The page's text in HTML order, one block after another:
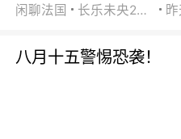
闲聊法国 长乐未央2015
八月十五警惕恐袭！